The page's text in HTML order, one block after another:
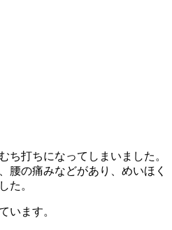
ち打ちになってしまいました。
腰の痛みなどがあり、めいほく
た。
います。